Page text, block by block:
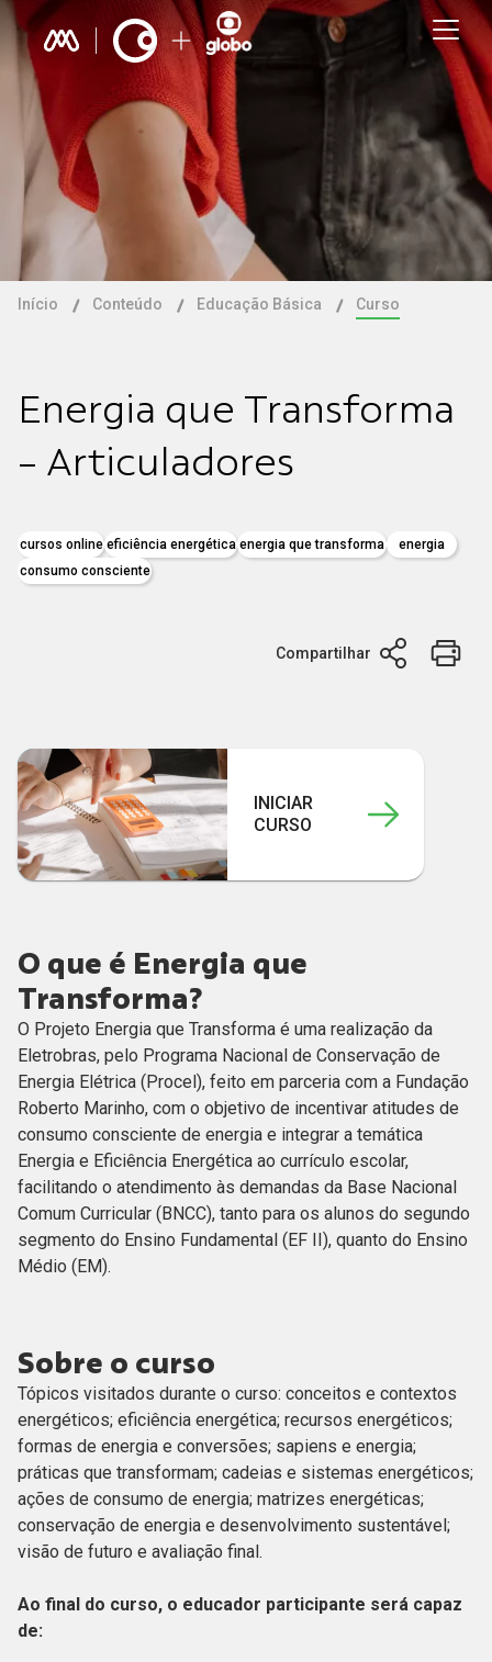
Início Conteúdo Educação Básica Curso
Energia que Transforma
- Articuladores
cursos online eficiência energética energia que transforma
energia
consumo consciente
Compartilhar
INICIAR
CURSO
O que é Energia que
Transforma?
O Projeto Energia que Transforma é uma realização da
Eletrobras, pelo Programa Nacional de Conservação de
Energia Elétrica (Procel), feito em parceria com a Fundação
Roberto Marinho, com o objetivo de incentivar atitudes de
consumo consciente de energia e integrar a temática
Energia e Eficiência Energética ao currículo escolar,
facilitando o atendimento às demandas da Base Nacional
Comum Curricular (BNCC), tanto para os alunos do segundo
segmento do Ensino Fundamental (EF II), quanto do Ensino
Médio (EM).
Sobre o curso
Tópicos visitados durante o curso: conceitos e contextos
energéticos; eficiência energética; recursos energéticos;
formas de energia e conversões; sapiens e energia;
práticas que transformam; cadeias e sistemas energéticos;
ações de consumo de energia; matrizes energéticas;
conservação de energia e desenvolvimento sustentável;
visão de futuro e avaliação final.
Ao final do curso, o educador participante será capaz
de: